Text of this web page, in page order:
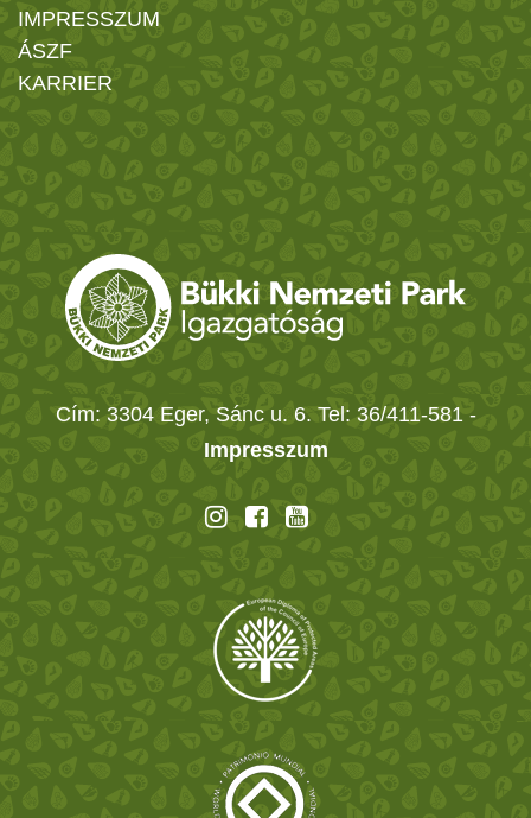
IMPRESSZUM
ÁSZF
KARRIER
Cím: 3304 Eger, Sánc u. 6. Tel: 36/411-581 -
Impresszum